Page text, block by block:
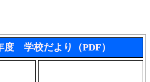
度 学校だより（PDF）